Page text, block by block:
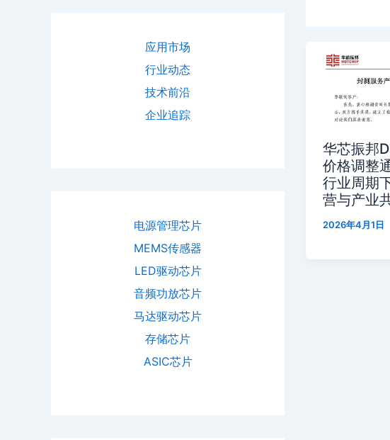
应用市场
行业动态
技术前沿
企业追踪
电源管理芯片
MEMS传感器
LED驱动芯片
音频功放芯片
马达驱动芯片
存储芯片
ASIC芯片
华芯振邦
价格调整
行业周期
营与产业
2026年4月1日